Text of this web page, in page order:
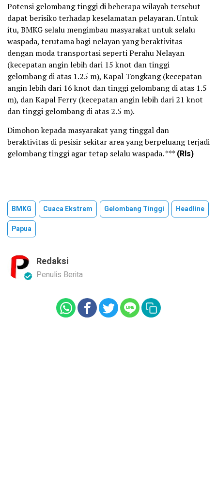
Potensi gelombang tinggi di beberapa wilayah tersebut
dapat berisiko terhadap keselamatan pelayaran. Untuk
itu, BMKG selalu mengimbau masyarakat untuk selalu
waspada, terutama bagi nelayan yang beraktivitas
dengan moda transportasi seperti Perahu Nelayan
(kecepatan angin lebih dari 15 knot dan tinggi
gelombang di atas 1.25 m), Kapal Tongkang (kecepatan
angin lebih dari 16 knot dan tinggi gelombang di atas 1.5
m), dan Kapal Ferry (kecepatan angin lebih dari 21 knot
dan tinggi gelombang di atas 2.5 m).
Dimohon kepada masyarakat yang tinggal dan
beraktivitas di pesisir sekitar area yang berpeluang terjadi
gelombang tinggi agar tetap selalu waspada. *** (Rls)
BMKG Cuaca Ekstrem Gelombang Tinggi
Headline
Papua
Redaksi
Penulis Berita